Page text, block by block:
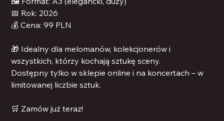
📅 Rok: 2026
💰 Cena: 99 PLN
🎁 Idealny dla melomanów, kolekcjonerów i
wszystkich, którzy kochają sztukę sceny.
Dostępny tylko w sklepie online i na koncertach – w
limitowanej liczbie sztuk.
🛒 Zamów już teraz!